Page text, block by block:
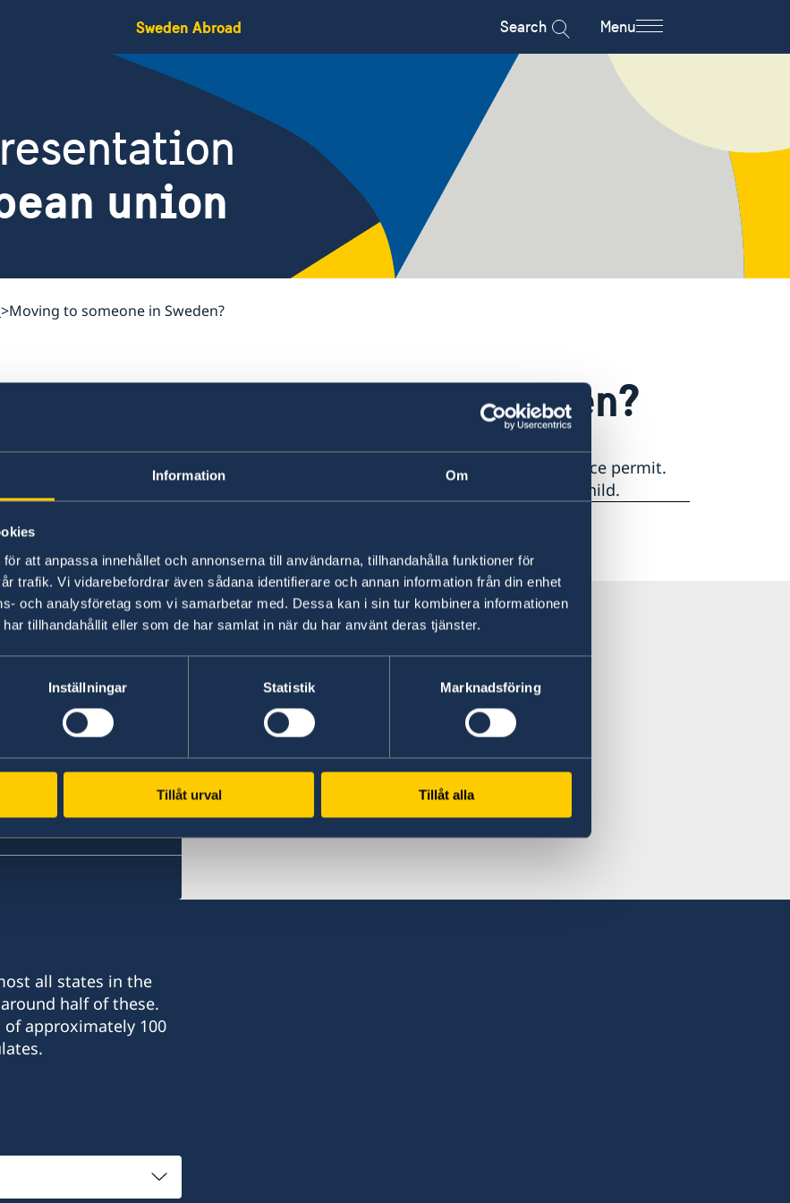
Information Om
att anpassa innehållet och annonserna till användarna, tillhandahålla funktioner för
trafik. Vi vidarebefordrar även sådana identifierare och annan information från din enhet
och analysföretag som vi samarbetar med. Dessa kan i sin tur kombinera informationen
tillhandahållit eller som de har samlat in när du har använt deras tjänster.
Inställningar Statistik Marknadsföring
Tillåt urval Tillåt alla
Sweden Abroad Search Menu
union
Moving to someone in Sweden?
Moving to someone in Sweden?
In order to join your family or relative in Sweden, you must have a residence permit.
about how to apply for yourself and on behalf of your child.
Last updated 11 Dec 2017, 12.24 PM
to the EU
all states in the
half of these.
approximately 100